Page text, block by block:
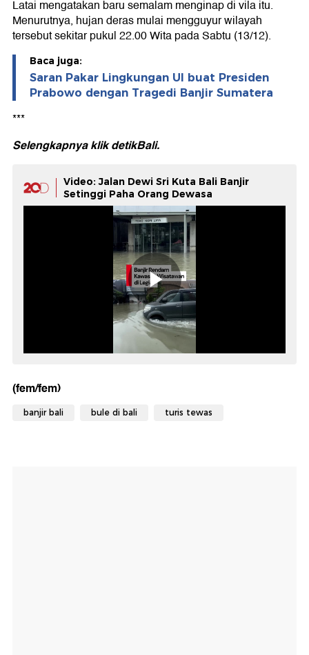
Latai mengatakan baru semalam menginap di vila itu.
Menurutnya, hujan deras mulai mengguyur wilayah
tersebut sekitar pukul 22.00 Wita pada Sabtu (13/12).
Baca juga:
Saran Pakar Lingkungan UI buat Presiden
Prabowo dengan Tragedi Banjir Sumatera
***
Selengkapnya klikdetikBali.
Video: Jalan Dewi Sri Kuta Bali Banjir
Setinggi Paha Orang Dewasa
(fem/fem)
banjir bali bule di bali turis tewas